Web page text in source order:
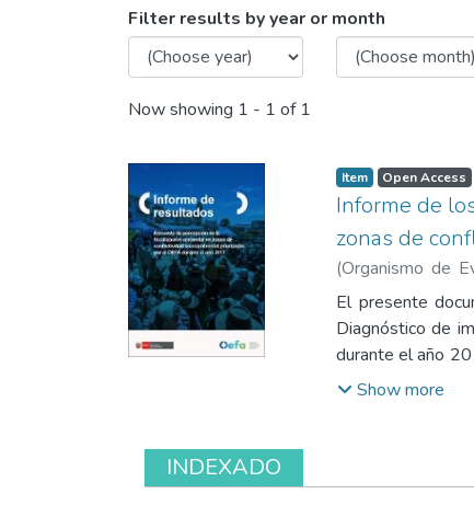
Browsing
Filter results by year or month
Now showing 1 - 1 of 1
Item Open Access
Informe de
zonas de
(Organismo de
Dirección de
Regulatoria;
de Políticas y
El presente
Diagnóstico de
durante el año
encontraba en
como la
señalan recurrir
Show more
INDEXADO